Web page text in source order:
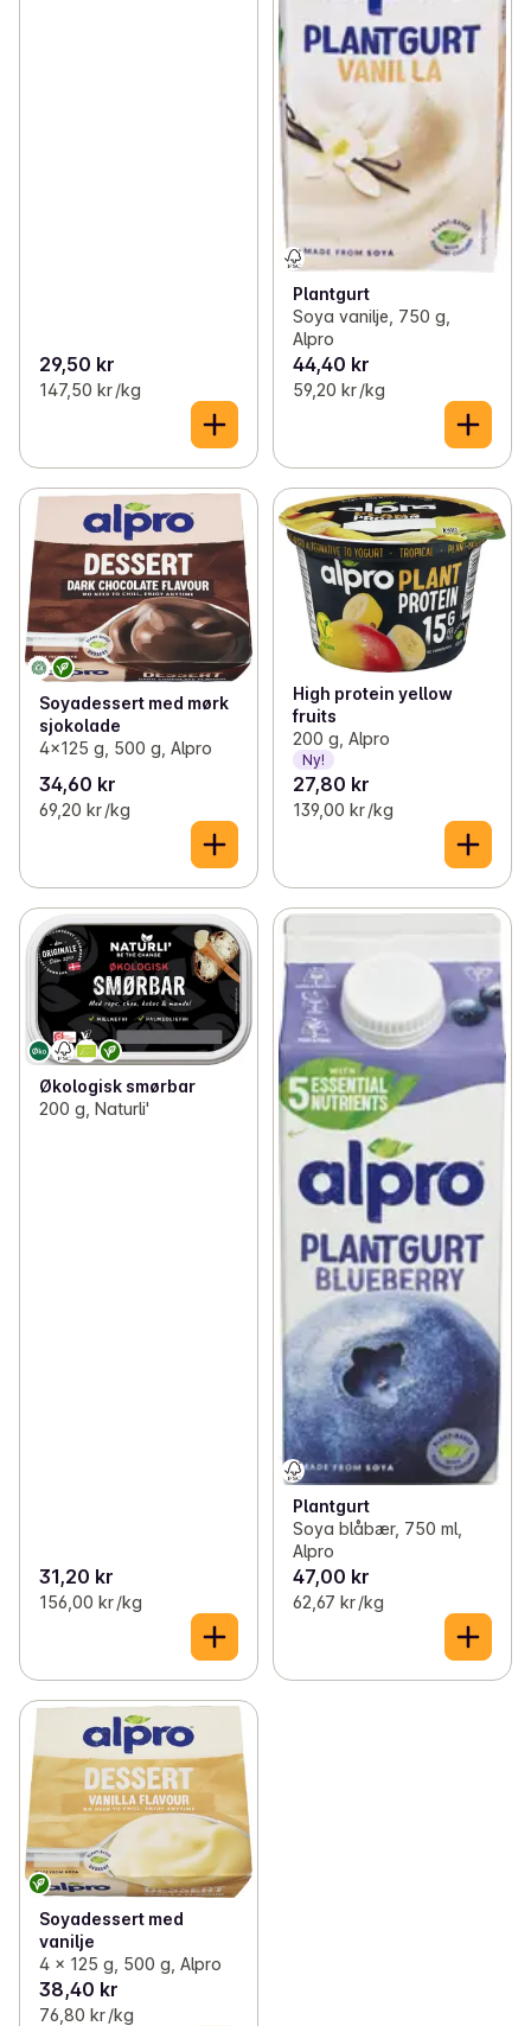
29,50 kr
147,50 kr /kg
Plantgurt
Soya vanilje, 750 g,
Alpro
44,40 kr
59,20 kr /kg
Soyadessert med mørk
sjokolade
4x125 g, 500 g, Alpro
34,60 kr
69,20 kr /kg
High protein yellow
fruits
200 g, Alpro
Ny!
27,80 kr
139,00 kr /kg
Økologisk smørbar
200 g, Naturli'
31,20 kr
156,00 kr /kg
Plantgurt
Soya blåbær, 750 ml,
Alpro
47,00 kr
62,67 kr /kg
Soyadessert med
vanilje
4 x 125 g, 500 g, Alpro
38,40 kr
76,80 kr /kg